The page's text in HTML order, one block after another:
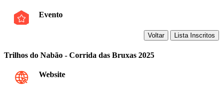
Evento
Trilhos do Nabão - Corrida das Bruxas 2025
Website